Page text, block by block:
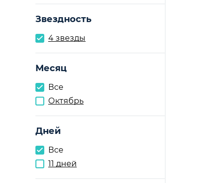
Звездность
4 звезды
Месяц
Все
Октябрь
Дней
Все
11 дней